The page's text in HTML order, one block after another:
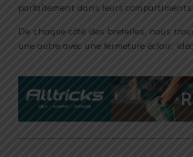
parfaitement dans leurs compartiments.
De chaque côté des bretelles, nous
une autre avec une fermeture éclair,